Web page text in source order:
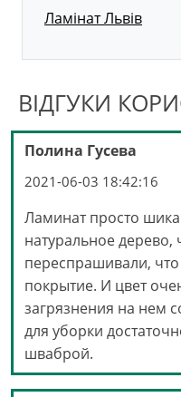
Ламінат Львів
ВІДГУКИ
Полина Гусева
2021-06-03 18:42:16
Ламинат просто
натуральное дерево,
переспрашивали,
покрытие. И цвет
загрязнения на нем
для уборки
шваброй.